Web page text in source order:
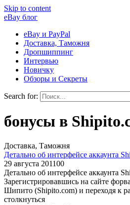
Skip to content
eBay блог
eBay и PayPal
Доставка, Таможня
Дропшиппинг
Интервью
Новичку
Обзоры и Секреты
Search for:
бонусы в
Доставка, Таможня
Детально об интерфейсе аккаунта
29 августа 201100
Детально об интерфейсе аккаунта
Зарегистрировавшись на сайте
Шипито (Shipito.com) и переходя к
столкнуться